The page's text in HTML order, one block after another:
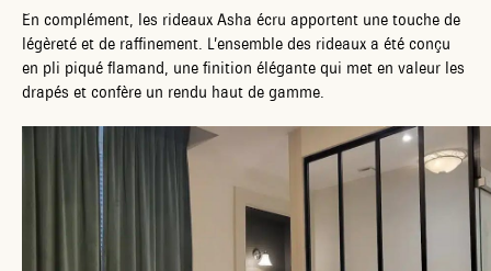
En complément, les rideaux Asha écru apportent une touche de
légèreté et de raffinement. L’ensemble des rideaux a été conçu
en pli piqué flamand, une finition élégante qui met en valeur les
drapés et confère un rendu haut de gamme.